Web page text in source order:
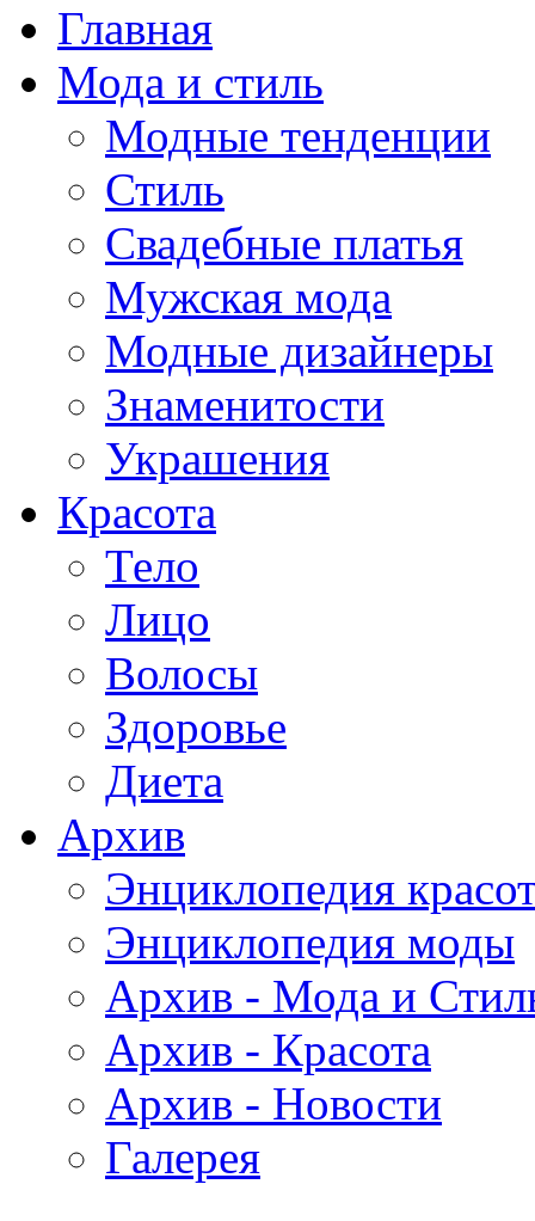
Главная
Мода и стиль
Модные тенденции
Стиль
Свадебные платья
Мужская мода
Модные дизайнеры
Знаменитости
Украшения
Красота
Тело
Лицо
Волосы
Здоровье
Диета
Архив
Энциклопедия
Энциклопедия моды
Архив - Мода и
Архив - Красота
Архив - Новости
Галерея